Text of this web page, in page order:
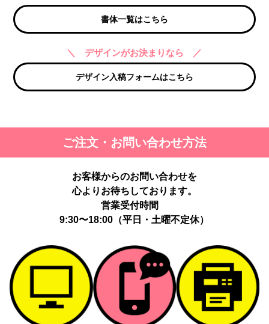
書体一覧はこちら
＼ デザインがお決まりなら ／
デザイン入稿フォームはこちら
ご注文・お問い合わせ方法
お客様からのお問い合わせを
心よりお待ちしております。
営業受付時間
9:30〜18:00（平日・土曜不定休）